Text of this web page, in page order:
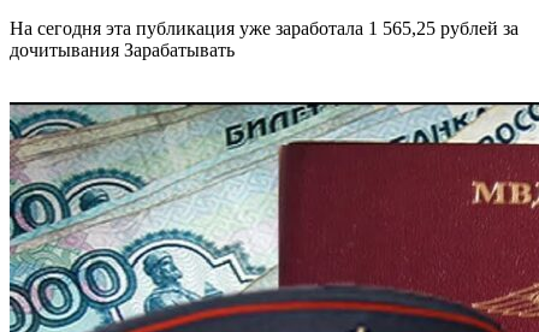
На сегодня эта публикация уже заработала 1 565,25 рублей за
дочитывания Зарабатывать